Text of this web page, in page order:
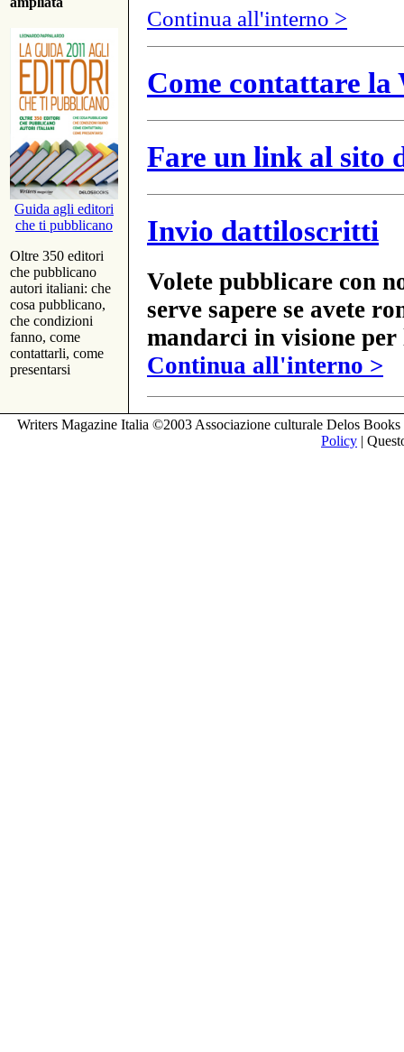
Guida agli editori
che ti pubblicano
Oltre 350 editori
che pubblicano
autori italiani: che
cosa pubblicano,
che condizioni
fanno, come
contattarli, come
presentarsi
Continua all'interno >
Come contattare
Fare un link al sito
Invio dattiloscritti
Volete pubblicare con
serve sapere se avete
mandarci in visione
Continua all'interno >
Writers Magazine Italia ©2003 Associazione culturale Delos
Policy |